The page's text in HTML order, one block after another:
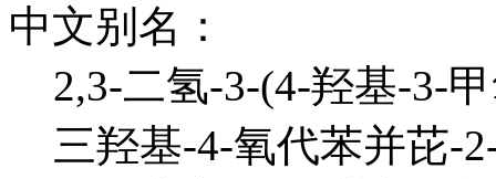
中文别名：
2,3-二氢-3-(4-羟基-3-
三羟基-4-氧代苯并芘-